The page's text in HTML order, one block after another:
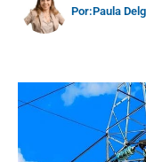
Por:Paula